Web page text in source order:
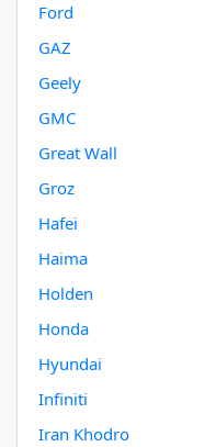
Ford
GAZ
Geely
GMC
Great Wall
Groz
Hafei
Haima
Holden
Honda
Hyundai
Infiniti
Iran Khodro